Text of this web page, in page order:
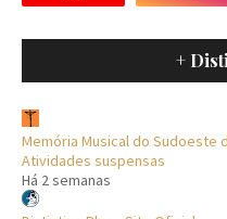
+
Memória Musical do Sudoeste
Atividades suspensas
Há 2 semanas